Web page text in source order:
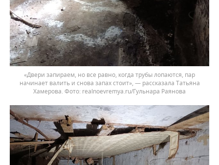
«Двери запираем, но все равно, когда трубы лопаются, пар
начинает валить и снова запах стоит», — рассказала Татьяна
Хамерова.
realnoevremya.ru/Гульнара Раянова